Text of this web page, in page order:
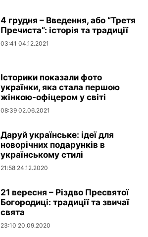
4 грудня – Введення, або “Третя
Пречиста”: історія та традиції
03:41 04.12.2021
Історики показали фото
українки, яка стала першою
жінкою-офіцером у світі
08:39 02.06.2021
Даруй українське: ідеї для
новорічних подарунків в
українському стилі
21:58 24.12.2020
21 вересня – Різдво Пресвятої
Богородиці: традиції та звичаї
свята
23:10 20.09.2020